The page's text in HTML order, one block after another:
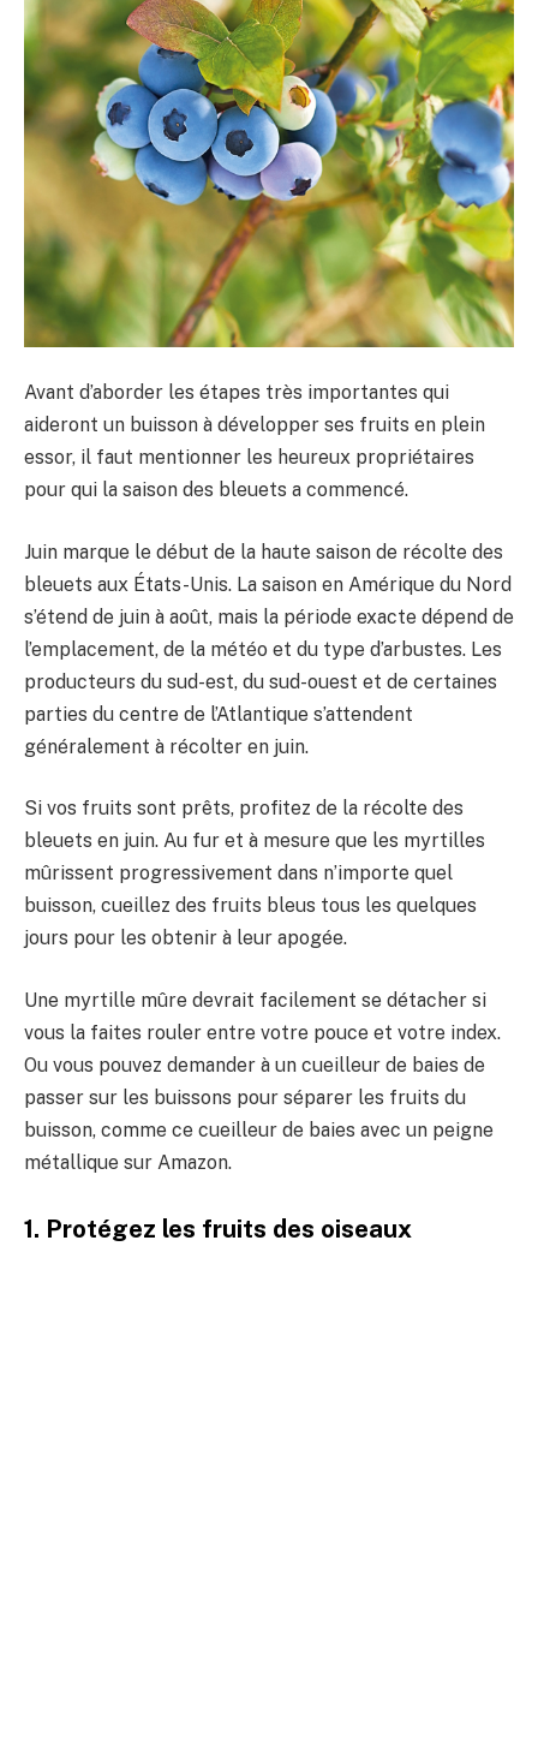
Avant d’aborder les étapes très importantes qui
aideront un buisson à développer ses fruits en plein
essor, il faut mentionner les heureux propriétaires
pour qui la saison des bleuets a commencé.
Juin marque le début de la haute saison de récolte des
bleuets aux États-Unis. La saison en Amérique du Nord
s’étend de juin à août, mais la période exacte dépend de
l’emplacement, de la météo et du type d’arbustes. Les
producteurs du sud-est, du sud-ouest et de certaines
parties du centre de l’Atlantique s’attendent
généralement à récolter en juin.
Si vos fruits sont prêts, profitez de la récolte des
bleuets en juin. Au fur et à mesure que les myrtilles
mûrissent progressivement dans n’importe quel
buisson, cueillez des fruits bleus tous les quelques
jours pour les obtenir à leur apogée.
Une myrtille mûre devrait facilement se détacher si
vous la faites rouler entre votre pouce et votre index.
Ou vous pouvez demander à un cueilleur de baies de
passer sur les buissons pour séparer les fruits du
buisson, comme ce cueilleur de baies avec un peigne
métallique sur Amazon.
1. Protégez les fruits des oiseaux